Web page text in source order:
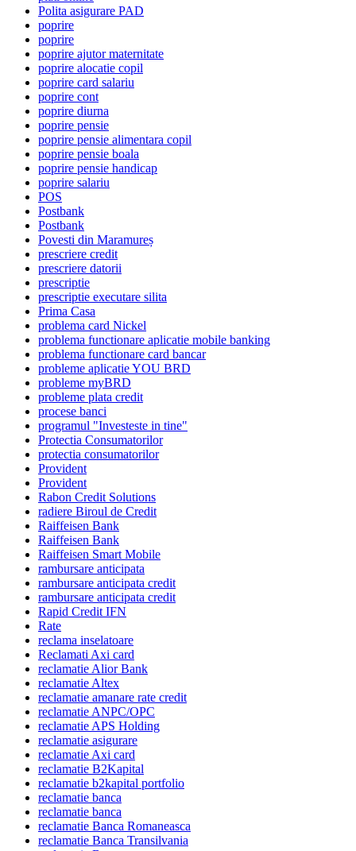
Polita asigurare PAD
poprire
poprire
poprire ajutor maternitate
poprire alocatie copil
poprire card salariu
poprire cont
poprire diurna
poprire pensie
poprire pensie alimentara copil
poprire pensie boala
poprire pensie handicap
poprire salariu
POS
Postbank
Postbank
Povesti din Maramureș
prescriere credit
prescriere datorii
prescriptie
prescriptie executare silita
Prima Casa
problema card Nickel
problema functionare aplicatie mobile banking
problema functionare card bancar
probleme aplicatie YOU BRD
probleme myBRD
probleme plata credit
procese banci
programul "Investeste in tine"
Protectia Consumatorilor
protectia consumatorilor
Provident
Provident
Rabon Credit Solutions
radiere Biroul de Credit
Raiffeisen Bank
Raiffeisen Bank
Raiffeisen Smart Mobile
rambursare anticipata
rambursare anticipata credit
rambursare anticipata credit
Rapid Credit IFN
Rate
reclama inselatoare
Reclamati Axi card
reclamatie Alior Bank
reclamatie Altex
reclamatie amanare rate credit
reclamatie ANPC/OPC
reclamatie APS Holding
reclamatie asigurare
reclamatie Axi card
reclamatie B2Kapital
reclamatie b2kapital portfolio
reclamatie banca
reclamatie banca
reclamatie Banca Romaneasca
reclamatie Banca Transilvania